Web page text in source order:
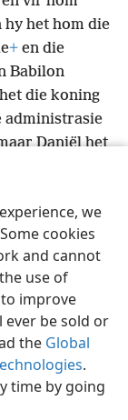
we
cookies
and cannot
use of
improve
ever be sold or
the Global
.
time by going
hy het hom die
+ en die
Babilon
die koning
administrasie
Daniël het
of Pennsylvania